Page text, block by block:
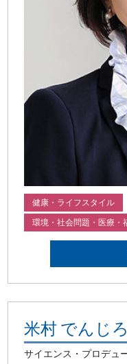
健康・ライフスタイル
環境・社会問題・医療・
米村 でんじ
サイエンス・プロデュ